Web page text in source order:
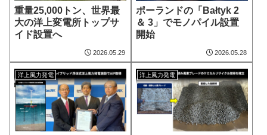
重量25,000トン、世界最
大の洋上変電所トップサ
イド設置へ
2026.05.29
ポーランドの「Bałtyk 2
＆ 3」でモノパイル設置
開始
2026.05.28
洋上風力発電 洋上風力発電